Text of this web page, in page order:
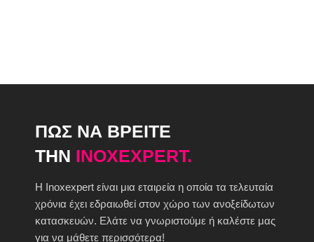
ΠΩΣ ΝΑ ΒΡΕΙΤΕ
ΤΗΝ INOXEXPERT.
H Inoxexpert είναι μια εταιρεία η οποία τα τελευταία
χρόνια έχει εδραιωθεί στον χώρο των ανοξείδωτων
κατασκευών. Ελάτε να γνωριστούμε ή καλέστε μας
για να μάθετε περισσότερα!